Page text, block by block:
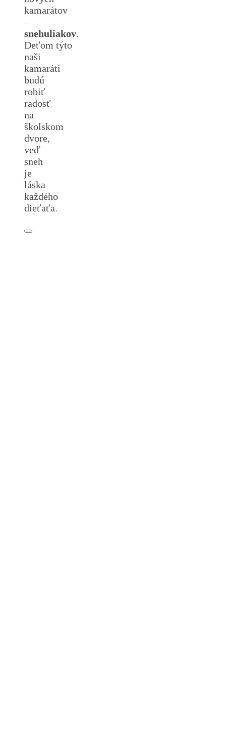
kamarátov
–
snehuliakov.
Deťom týto
naši
kamaráti
budú
robiť
radosť
na
školskom
dvore,
veď
sneh
je
láska
každého
dieťaťa.